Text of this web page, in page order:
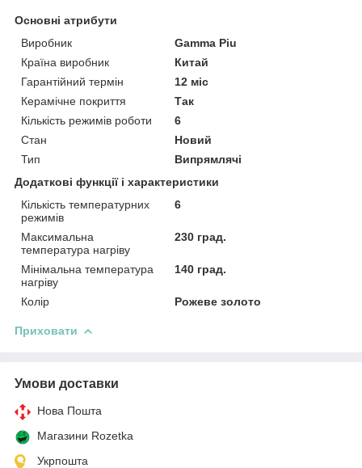
Основні атрибути
Виробник
Gamma Piu
Країна виробник
Китай
Гарантійний термін
12 міс
Керамічне покриття
Так
Кількість режимів роботи
6
Стан
Новий
Тип
Випрямлячі
Додаткові функції і характеристики
Кількість температурних
режимів
6
Максимальна
температура нагріву
230 град.
Мінімальна температура
нагріву
140 град.
Колір Рожеве золото
Приховати
Умови доставки
Нова Пошта
Магазини Rozetka
Укрпошта